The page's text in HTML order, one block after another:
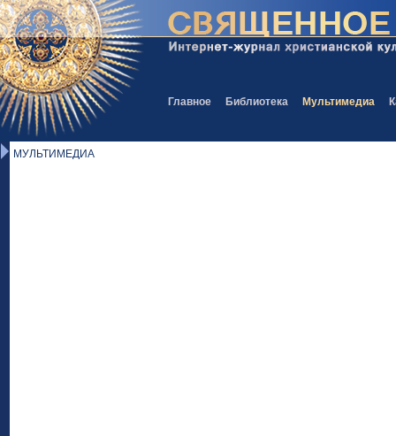
Главное Библиотека Мультимедиа
МУЛЬТИМЕДИА